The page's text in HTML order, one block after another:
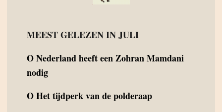
MEEST GELEZEN IN JULI
ONederland heeft een Zohran Mamdani
nodig
OHet tijdperk van de polderaap